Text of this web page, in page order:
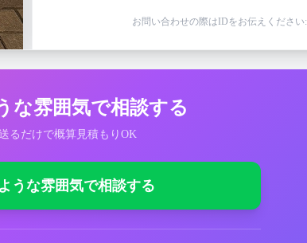
お問い合わせの際はIDをお伝えください:
な雰囲気で相談する
るだけで概算見積もりOK
うな雰囲気で相談する